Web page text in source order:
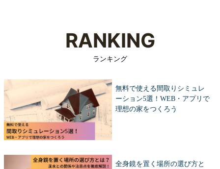
RANKING
ランキング
無料で使える間取りシミュレ
ーション5選！WEB・アプリで
理想の家をつくろう
全身鏡を置く場所の選び方と